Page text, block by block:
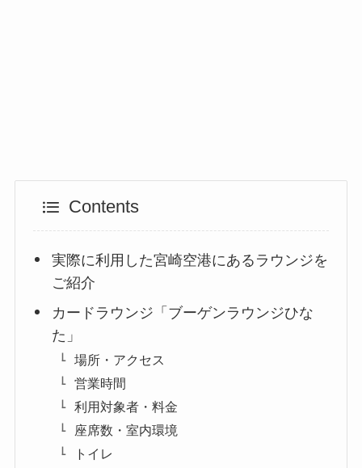
Contents
実際に利用した宮崎空港にあるラウンジを
ご紹介
カードラウンジ「ブーゲンラウンジひな
た」
場所・アクセス
営業時間
利用対象者・料金
座席数・室内環境
トイレ